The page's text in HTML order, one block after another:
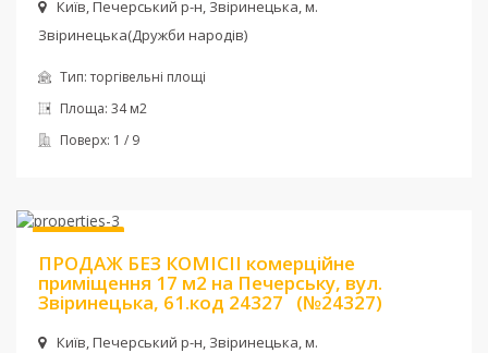
Київ, Печерський р-н, Звіринецька, м.
Звіринецька(Дружби народів)
Тип:торгівельні площі
Площа: 34 м2
Поверх: 1 / 9
ПРОДАЖ БЕЗ КОМІСІІ комерційне
приміщення 17 м2 на Печерську, вул.
Звіринецька, 61.код 24327 (№24327)
Київ, Печерський р-н, Звіринецька, м.